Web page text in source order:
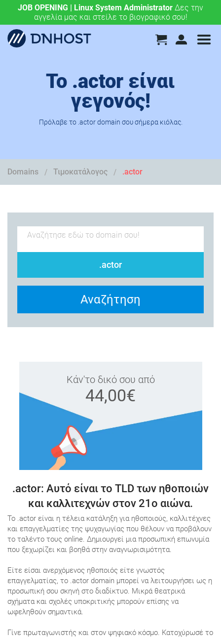
JOB OPENING | Linux System Administrator Δες την
αγγελία μας και στείλε το βιογραφικό σου!
.eu & .ευ domains μόνο 4,90 €/έτος.Χάραξε την
ευρωπαϊκή σου πορεία σήμερα!
Το .actor είναι
γεγονός!
Πρόλαβε το .actor domain σου σήμερα κιόλας.
Domains Τιμοκατάλογος .actor
.actor
Αναζήτηση
Κάν'το δικό σου από
44,00€
.actor: Αυτό είναι το TLD των ηθοποιών
και καλλιτεχνών στον 21ο αιώνα.
Το .actor είναι η τέλεια κατάληξη για ηθοποιούς, καλλιτέχνες
και επαγγελματίες της ψυχαγωγίας που θέλουν να προβάλουν
το ταλέντο τους online. Δημιουργεί μια προσωπική επωνυμία
που ξεχωρίζει και βοηθά στην αναγνωρισιμότητα.
Είτε είσαι ανερχόμενος ηθοποιός είτε γνωστός
επαγγελματίας, το .actor domain μπορεί να λειτουργήσει ως η
προσωπική σου σκηνή στο διαδίκτυο. Μικρά θεατρικά
σχήματα και σχολές υποκριτικής μπορούν επίσης να
ωφεληθούν σημαντικά.
Γίνε πρωταγωνιστής και στον ψηφιακό κόσμο. Κατοχύρωσέ το